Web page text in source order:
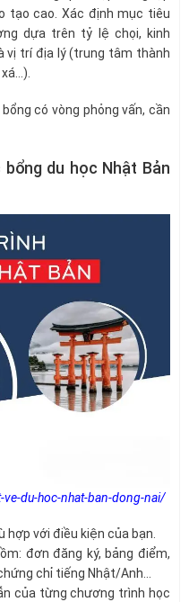
tạo cao. Xác định mục tiêu
dựa trên tỷ lệ chọi, kinh
vị trí địa lý (trung tâm thành
có vòng phỏng vấn, cần
du học Nhật Bản
du-hoc-nhat-ban-dong-nai/
hợp với điều kiện của bạn.
đơn đăng ký, bảng điểm,
chỉ tiếng Nhật/Anh…
của từng chương trình học